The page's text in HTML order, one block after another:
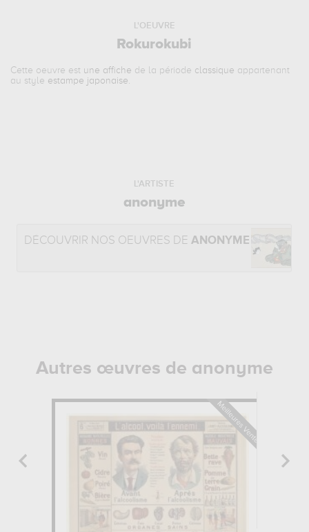
L'OEUVRE
Rokurokubi
Cette oeuvre est une affiche de la période classique appartenant
au style estampe japonaise
L'ARTISTE
anonyme
DÉCOUVRIR NOS OEUVRES DEANONYME
Autres œuvres de anonyme